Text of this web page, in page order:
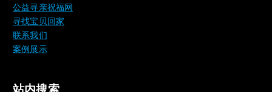
公益寻亲祝福网
寻找宝贝回家
联系我们
案例展示